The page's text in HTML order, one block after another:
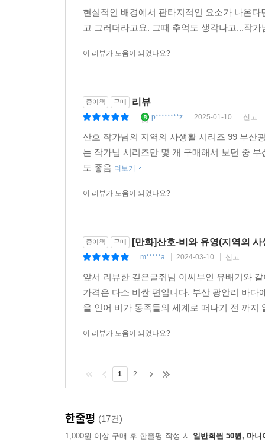
현실적인 배경에서 판타지적인 요소가 나온
고 그러더라고요. 그때 추억도 생각나고...작
이 리뷰가 도움이 되었나요?
종이책 구매 리뷰
p********z 2025-01-10 신고
산호 작가님의 지역의 사생활 시리즈 99 부산
는 작가님 시리즈만 몇 개 구매해서 보던 중
도 좋음 더보기
이 리뷰가 도움이 되었나요?
종이책 구매 [만화]산호-비와 유영(지역의
m*****a 2024-03-10 신고
앞서 리뷰한 깊은굴쥐님 이씨부인 유배기와
가격은 다소 비싼 편입니다. 부산 광안리 바
을 인어 비가 동족들의 세계로 떠나기 전 까
이 리뷰가 도움이 되었나요?
1 2
한줄평 (17건)
1,000원 이상 구매 후 한줄평 작성 시 일반회원 50원, 마니